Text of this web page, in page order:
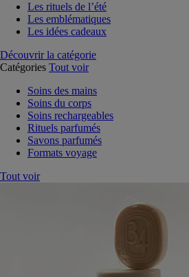
Les rituels de l’été
Les emblématiques
Les idées cadeaux
Découvrir la catégorie
Catégories Tout voir
Soins des mains
Soins du corps
Soins rechargeables
Rituels parfumés
Savons parfumés
Formats voyage
Tout voir